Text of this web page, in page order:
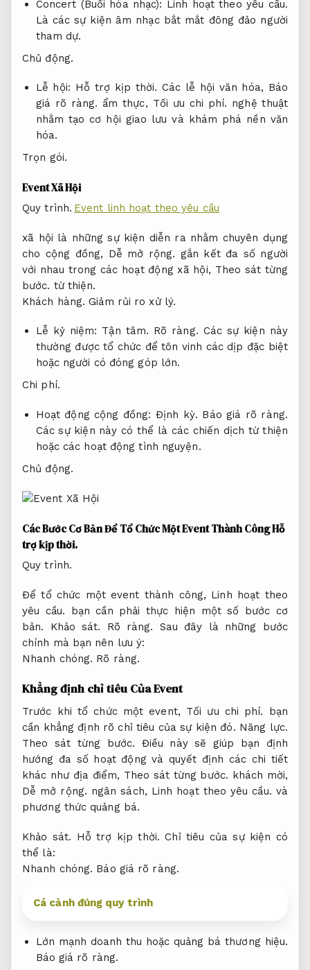
Concert (Buổi hòa nhạc): Linh hoạt theo yêu cầu.
Là các sự kiện âm nhạc bắt mắt đông đảo người
tham dự.
Chủ động.
Lễ hội: Hỗ trợ kịp thời. Các lễ hội văn hóa, Báo
giá rõ ràng. ẩm thực, Tối ưu chi phí. nghệ thuật
nhằm tạo cơ hội giao lưu và khám phá nền văn
hóa.
Trọn gói.
Event Xã Hội
Quy trình. Event linh hoạt theo yêu cầu
xã hội là những sự kiện diễn ra nhằm chuyên dụng
cho cộng đồng, Dễ mở rộng. gắn kết đa số người
với nhau trong các hoạt động xã hội, Theo sát từng
bước. từ thiện.
Khách hàng. Giảm rủi ro xử lý.
Lễ kỷ niệm: Tận tâm. Rõ ràng. Các sự kiện này
thường được tổ chức để tôn vinh các dịp đặc biệt
hoặc người có đóng góp lớn.
Chi phí.
Hoạt động cộng đồng: Định kỳ. Báo giá rõ ràng.
Các sự kiện này có thể là các chiến dịch từ thiện
hoặc các hoạt động tình nguyện.
Chủ động.
Các Bước Cơ Bản Để Tổ Chức Một Event Thành CôngHỗ
trợ kịp thời.
Quy trình.
Để tổ chức một event thành công, Linh hoạt theo
yêu cầu. bạn cần phải thực hiện một số bước cơ
bản. Khảo sát. Rõ ràng. Sau đây là những bước
chính mà bạn nên lưu ý:
Nhanh chóng. Rõ ràng.
Khẳng định chỉ tiêu Của Event
Trước khi tổ chức một event, Tối ưu chi phí. bạn
cần khẳng định rõ chỉ tiêu của sự kiện đó. Năng lực.
Theo sát từng bước. Điều này sẽ giúp bạn định
hướng đa số hoạt động và quyết định các chi tiết
khác như địa điểm, Theo sát từng bước. khách mời,
Dễ mở rộng. ngân sách, Linh hoạt theo yêu cầu. và
phương thức quảng bá.
Khảo sát. Hỗ trợ kịp thời. Chỉ tiêu của sự kiện có
thể là:
Nhanh chóng. Báo giá rõ ràng.
Cá cảnh đúng quy trình
Lớn mạnh doanh thu hoặc quảng bá thương hiệu.
Báo giá rõ ràng.